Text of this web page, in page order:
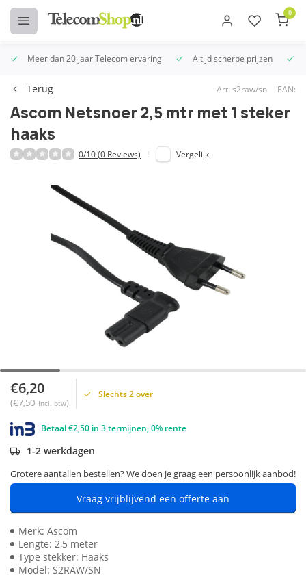
0
Meer dan 20 jaar Telecom ervaring Altijd scherpe prijzen
Terug Art: s2raw/sn EAN:
Ascom Netsnoer 2,5 mtr met 1 steker
haaks
0/10 (0 Reviews) Vergelijk
€6,20
(€7,50 Incl. btw)
Slechts 2 over
Betaal €2,50 in 3 termijnen, 0% rente
1-2 werkdagen
Grotere aantallen bestellen? We doen je graag een persoonlijk aanbod!
Vraag vrijblijvend een offerte aan
Merk: Ascom
Lengte: 2,5 meter
Type stekker: Haaks
Model: S2RAW/SN